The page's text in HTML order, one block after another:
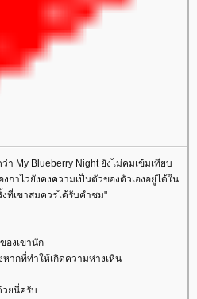
My Blueberry Night ยังไม่คมเข้มเทียบ
กาไวยังคงความเป็นตัวของตัวเองอยู่ได้ใน
ที่เขาสมควรได้รับคำชม"
องเขานัก
กที่ทำให้เกิดความห่างเหิน
วยนี่ครับ